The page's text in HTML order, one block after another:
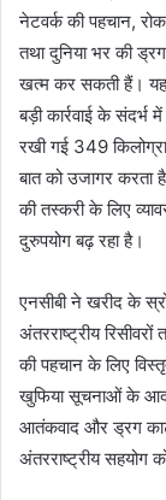
नेटवर्क की पहचान,
तथा दुनिया भर की
खत्म कर सकती हैं। यह
बड़ी कार्रवाई के
रखी गई 349
बात को उजागर करता
की तस्करी के लिए
दुरुपयोग बढ़ रहा है।
एनसीबी ने खरीद के
अंतरराष्ट्रीय
की पहचान के लिए
खुफिया सूचनाओं के
आतंकवाद और ड्रग
अंतरराष्ट्रीय सहयोग